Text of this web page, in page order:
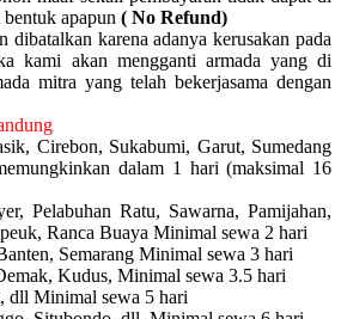
apapun ( No Refund)
dibatalkan karena adanya kerusakan pada
kami akan mengganti armada yang di
mitra yang telah bekerjasama dengan
Cirebon, Sukabumi, Garut, Sumedang
dalam 1 hari (maksimal 16
Pelabuhan Ratu, Sawarna, Pamijahan,
Ranca Buaya Minimal sewa 2 hari
Semarang Minimal sewa 3 hari
Kudus, Minimal sewa 3.5 hari
dll Minimal sewa 5 hari